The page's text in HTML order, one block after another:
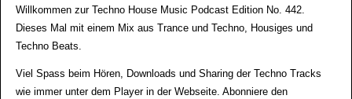
Willkommen zur Techno House Music Podcast Edition No. 442.
Dieses Mal mit einem Mix aus Trance und Techno, Housiges und
Techno Beats.
Viel Spass beim Hören, Downloads und Sharing der Techno Tracks
wie immer unter dem Player in der Webseite. Abonniere den